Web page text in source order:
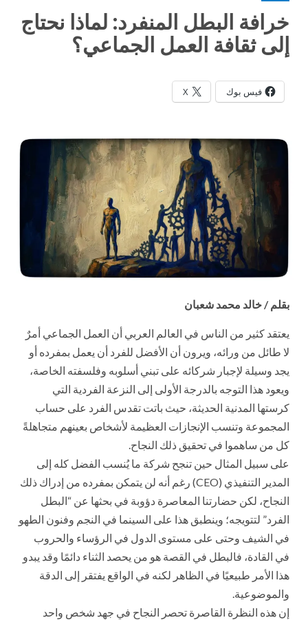
خرافة البطل المنفرد: لماذا نحتاج
إلى ثقافة العمل الجماعي؟
فيس بوك X
بقلم / خالد محمد شعبان
يعتقد كثير من الناس في العالم العربي أن العمل الجماعي أمرٌ
لا طائل من ورائه، ويرون أن الأفضل للفرد أن يعمل بمفرده أو
يجد وسيلة لإجبار شركائه على تبني أسلوبه وفلسفته الخاصة،
ويعود هذا التوجه بالدرجة الأولى إلى النزعة الفردية التي
كرستها المدنية الحديثة، حيث باتت تقدس الفرد على حساب
المجموعة وتنسب الإنجازات العظيمة لأشخاص بعينهم متجاهلةً
كل من ساهموا في تحقيق ذلك النجاح.
على سبيل المثال حين تنجح شركة ما يُنسب الفضل كله إلى
المدير التنفيذي (CEO) رغم أنه لن يتمكن بمفرده من إدراك ذلك
النجاح، لكن حضارتنا المعاصرة دؤوبة في بحثها عن “البطل
الفرد” لتتويجه؛ وينطبق هذا على السينما في النجم وفنون الطهو
في الشيف وحتى على مستوى الدول في الرؤساء والحروب
في القادة، فالبطل في القصة هو من يحصد الثناء دائمًا وقد يبدو
هذا الأمر طبيعيًا في الظاهر لكنه في الواقع يفتقر إلى الدقة
والموضوعية.
إن هذه النظرة القاصرة تحصر النجاح في جهد شخص واحد